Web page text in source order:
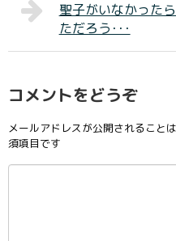
聖子がいなかった
ただろう･･･
コメントをどうぞ
メールアドレスが公開されること
須項目です